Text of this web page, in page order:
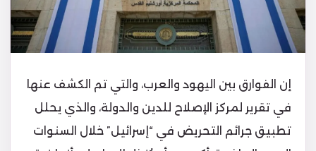
إن الفوارق بين اليهود والعرب، والتي تم الكشف عنها
في تقرير لمركز الإصلاح للدين والدولة، والذي يحلل
تطبيق جرائم التحريض في “إسرائيل” خلال السنوات